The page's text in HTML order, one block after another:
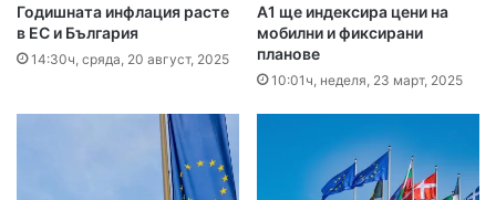
Годишната инфлация расте
в ЕС и България
14:30ч, сряда, 20 август, 2025
А1 ще индексира цени на
мобилни и фиксирани
планове
10:01ч, неделя, 23 март, 2025